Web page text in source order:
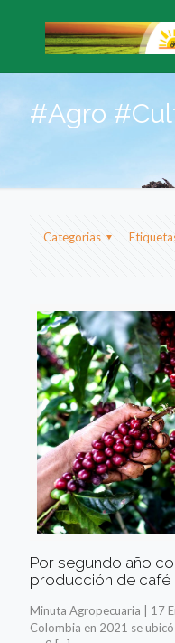
#Agro
Categorias
Por segundo año
producción de café
Minuta Agropecuaria | 17
Colombia en 2021 se